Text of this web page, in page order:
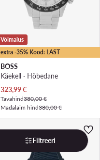
extra -35% Kood: LAST
Võimalus
BOSS
Käekell · Hõbedane
Praegune hind
323,99€
Tavahind380,00 €
Madalaim hind380,00 €
Filtreeri